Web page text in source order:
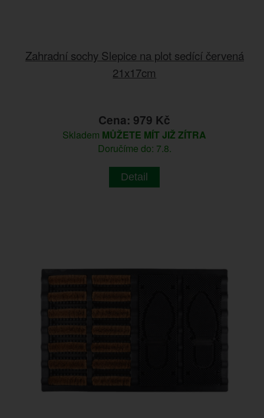
Zahradní sochy Slepice na plot sedící červená
21x17cm
Cena: 979 Kč
Skladem MŮŽETE MÍT JIŽ ZÍTRA
Doručíme do: 7.8.
Detail